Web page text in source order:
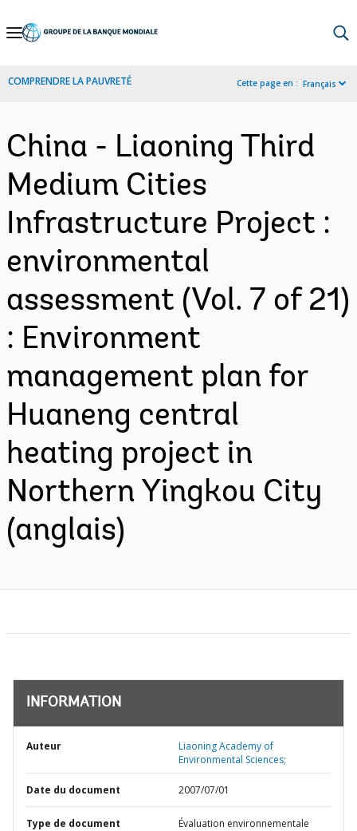
Skip
Navigation
COMPRENDRE LA PAUVRETÉ Cette page en : Français
China - Liaoning Third
Medium Cities
Infrastructure Project :
environmental
assessment (Vol. 7 of 21)
: Environment
management plan for
Huaneng central
heating project in
Northern Yingkou City
(anglais)
INFORMATION
Auteur
Liaoning Academy of
Environmental Sciences;
Date du document 2007/07/01
Type de document Évaluation environnementale